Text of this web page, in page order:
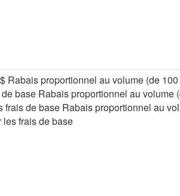
Rabais proportionnel au volume (de
base Rabais proportionnel au volume
frais de base Rabais proportionnel au
les frais de base